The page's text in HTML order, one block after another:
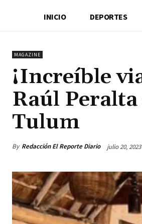
INICIO DEPORTES
MAGAZINE
¡Increíble
Raúl
Tulum
By Redacción El Reporte Diario julio 20, 2023